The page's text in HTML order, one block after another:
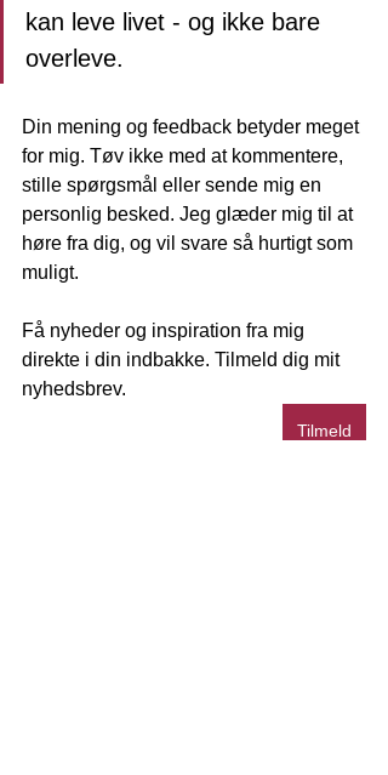
kan leve livet - og ikke bare
overleve.
Din mening og feedback betyder meget
for mig. Tøv ikke med at kommentere,
stille spørgsmål eller sende mig en
personlig besked. Jeg glæder mig til at
høre fra dig, og vil svare så hurtigt som
muligt.
Få nyheder og inspiration fra mig
direkte i din indbakke. Tilmeld dig mit
nyhedsbrev.
Tilmeld